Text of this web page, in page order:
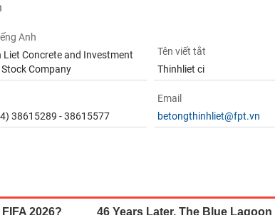
Anh
Liet Concrete and Investment
Company
Tên viết tắt
Thinhliet ci
38615289 - 38615577
Email
betongthinhliet@fpt.vn